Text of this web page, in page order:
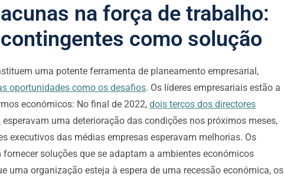
na força de trabalho:
como solução
uma potente ferramenta de planeamento empresarial,
oportunidades como os desafios. Os líderes empresariais estão a
económicos: No final de 2022, dois terços dos directores
esperavam uma deterioração das condições nos próximos meses,
executivos das médias empresas esperavam melhorias. Os
soluções que se adaptam a ambientes económicos
uma organização esteja à espera de uma recessão económica, os